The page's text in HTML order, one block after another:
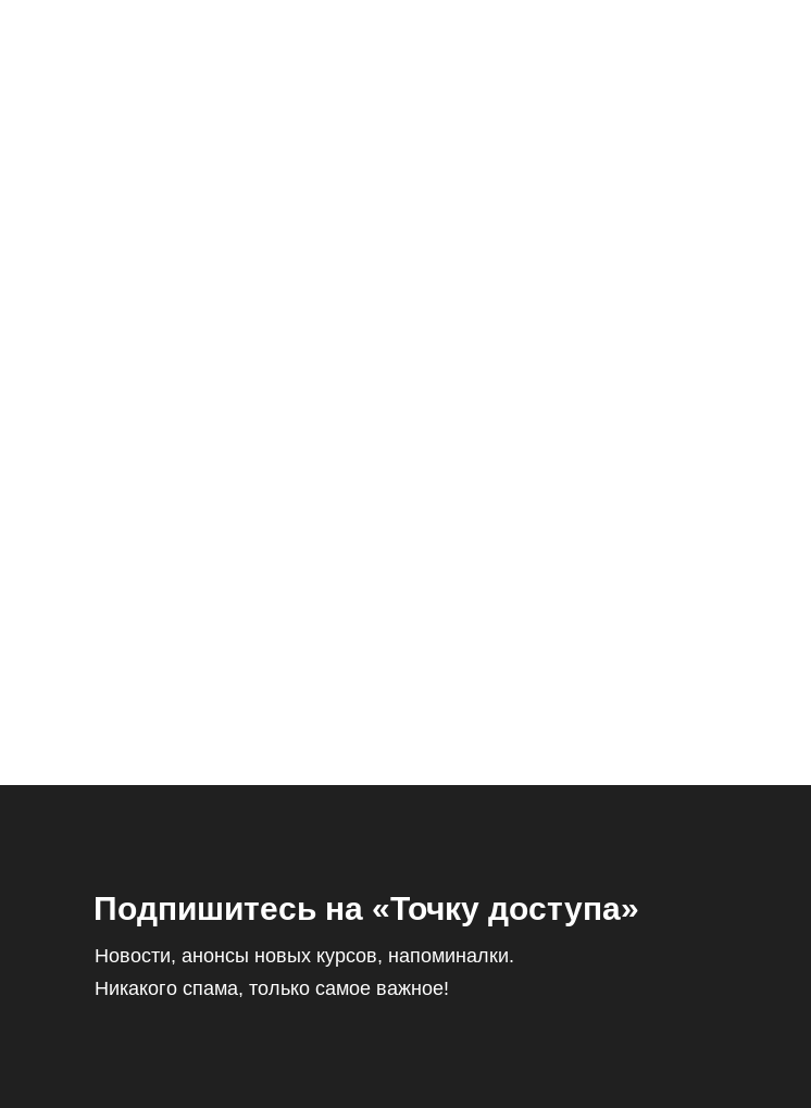
Подпишитесь на «Точку доступа»
Новости, анонсы новых курсов, напоминалки.
Никакого спама, только самое важное!